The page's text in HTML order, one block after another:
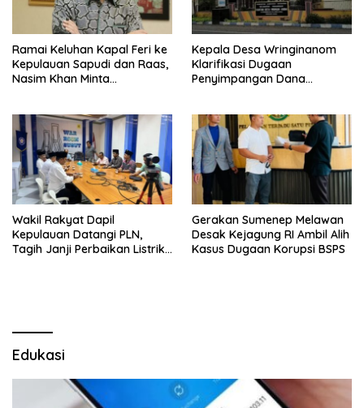
Ramai Keluhan Kapal Feri ke
Kepulauan Sapudi dan Raas,
Nasim Khan Minta
Kepala Desa Wringinanom
Klarifikasi Dugaan
Penyimpangan Dana
Wakil Rakyat Dapil
Kepulauan Datangi PLN,
Tagih Janji Perbaikan Listrik
Gerakan Sumenep Melawan
Desak Kejagung RI Ambil Alih
Kasus Dugaan Korupsi BSPS
Edukasi